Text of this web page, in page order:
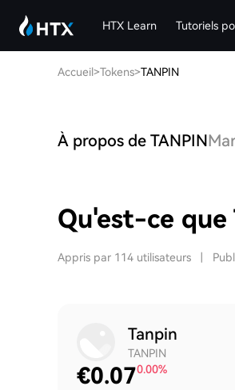
HTX Learn Tutoriels
Accueil>Tokens>TANPIN
À propos de TANPIN
Qu'est-ce que
Appris par 114 utilisateurs
Tanpin
TANPIN
€0.070.00%